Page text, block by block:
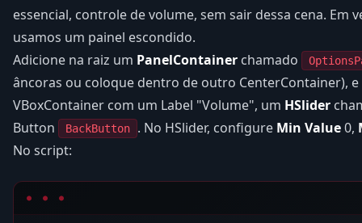
essencial, controle de volume, sem sair dessa cena. Em
usamos um painel escondido.
Adicione na raiz um PanelContainer chamado
âncoras ou coloque dentro de outro CenterContainer),
VBoxContainer com um Label "Volume", um HSlider
Button
BackButton . No HSlider, configure Min Value0,
No script: